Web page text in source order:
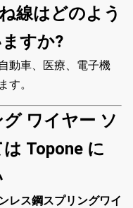
線はどのよう
すか?
動車、医療、電子機
す。
ワイヤー ソ
Topone に
レス鋼スプリングワイ